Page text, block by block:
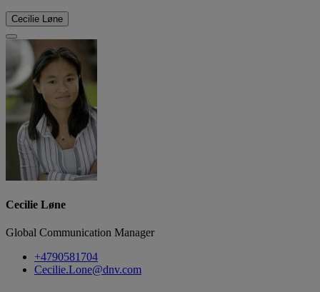
Cecilie Løne
Cecilie Løne
Global Communication Manager
+4790581704
Cecilie.Lone@dnv.com